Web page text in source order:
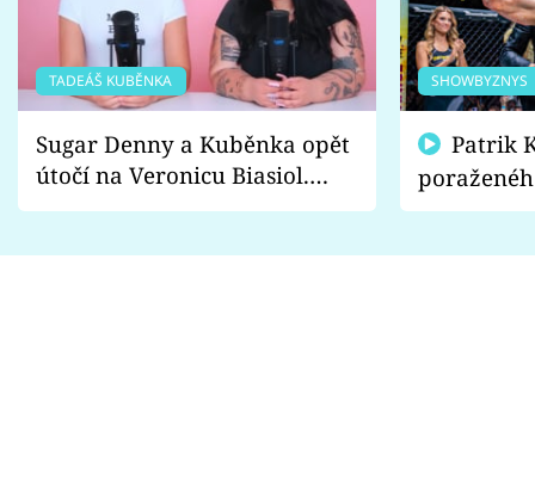
TADEÁŠ KUBĚNKA
Sugar Denny a Kuběnka opět
útočí na Veronicu Biasiol.
Proč je podle nich falešná a
SHOWBYZNYS
fanoušci